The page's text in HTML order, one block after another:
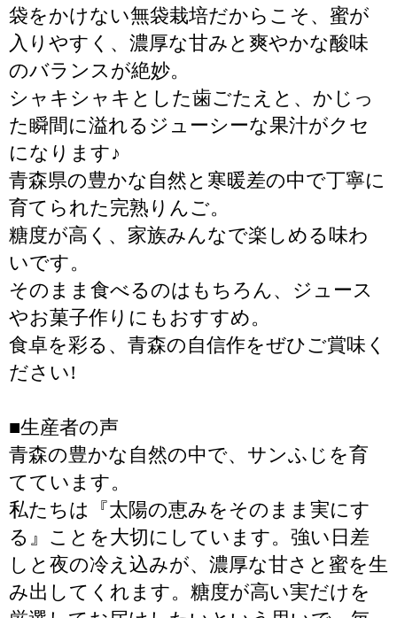
袋をかけない無袋栽培だからこそ、蜜が
入りやすく、濃厚な甘みと爽やかな酸味
のバランスが絶妙。
シャキシャキとした歯ごたえと、かじっ
た瞬間に溢れるジューシーな果汁がクセ
になります♪
青森県の豊かな自然と寒暖差の中で丁寧に
育てられた完熟りんご。
糖度が高く、家族みんなで楽しめる味わ
いです。
そのまま食べるのはもちろん、ジュース
やお菓子作りにもおすすめ。
食卓を彩る、青森の自信作をぜひご賞味く
ださい!
■生産者の声
青森の豊かな自然の中で、サンふじを育
てています。
私たちは『太陽の恵みをそのまま実にす
る』ことを大切にしています。強い日差
しと夜の冷え込みが、濃厚な甘さと蜜を生
み出してくれます。糖度が高い実だけを